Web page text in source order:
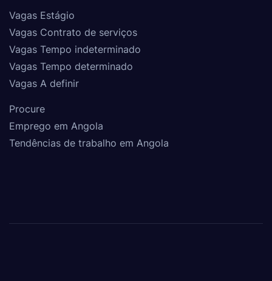
Vagas Estágio
Vagas Contrato de serviços
Vagas Tempo indeterminado
Vagas Tempo determinado
Vagas A definir
Procure
Emprego em Angola
Tendências de trabalho em Angola